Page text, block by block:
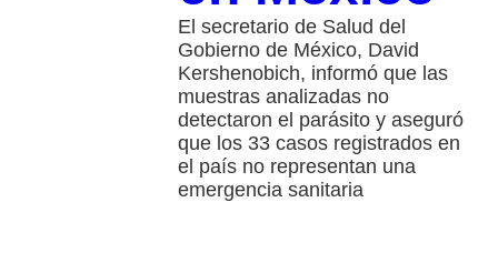
El secretario de Salud del
Gobierno de México, David
Kershenobich, informó que las
muestras analizadas no
detectaron el parásito y aseguró
que los 33 casos registrados en
el país no representan una
emergencia sanitaria